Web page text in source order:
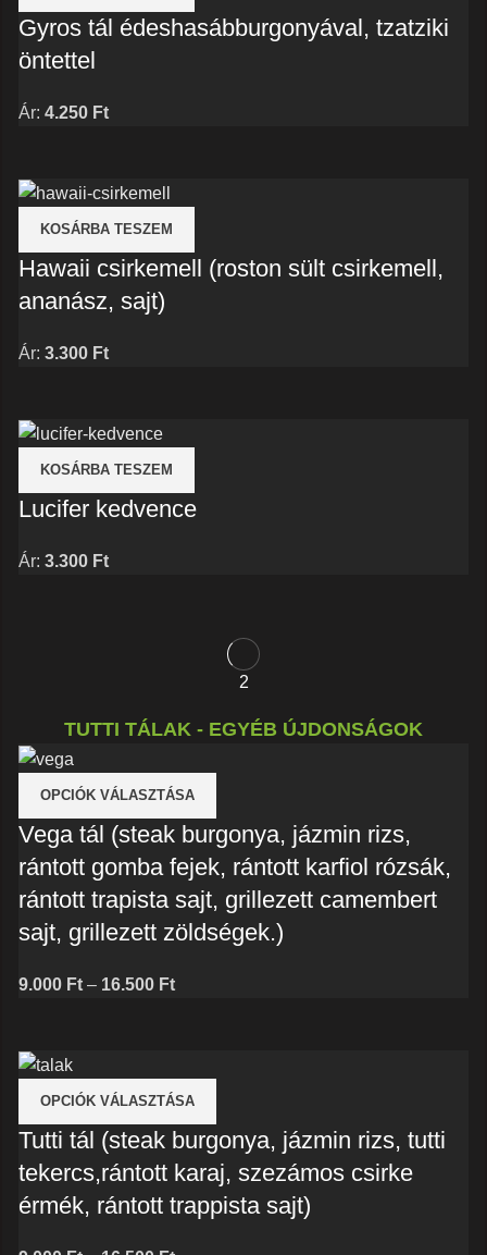
Gyros tál édeshasábburgonyával, tzatziki
öntettel
Ár: 4.250 Ft
KOSÁRBA TESZEM
Hawaii csirkemell (roston sült csirkemell,
ananász, sajt)
Ár: 3.300 Ft
KOSÁRBA TESZEM
Lucifer kedvence
Ár: 3.300 Ft
2
TUTTI TÁLAK - EGYÉB ÚJDONSÁGOK
OPCIÓK VÁLASZTÁSA
Vega tál (steak burgonya, jázmin rizs,
rántott gomba fejek, rántott karfiol rózsák,
rántott trapista sajt, grillezett camembert
sajt, grillezett zöldségek.)
9.000 Ft – 16.500 FtPrice
16.500 Ft
OPCIÓK VÁLASZTÁSA
Tutti tál (steak burgonya, jázmin rizs, tutti
tekercs,rántott karaj, szezámos csirke
érmék, rántott trappista sajt)